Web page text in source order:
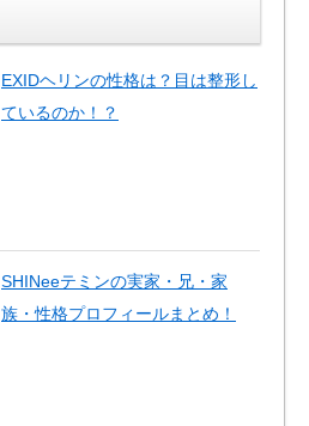
EXIDヘリンの性格は？目は整形し
ているのか！？
SHINeeテミンの実家・兄・家
族・性格プロフィールまとめ！